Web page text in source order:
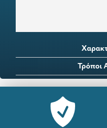
Τρόποι